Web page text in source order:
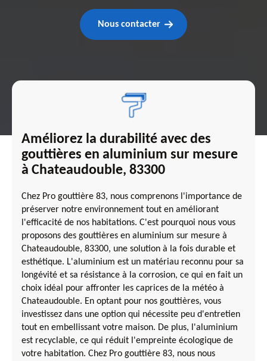
Nous contacter
Améliorez la durabilité avec des
gouttières en aluminium sur mesure
à Chateaudouble, 83300
Chez Pro gouttière 83, nous comprenons l'importance de
préserver notre environnement tout en améliorant
l'efficacité de nos habitations. C'est pourquoi nous vous
proposons des gouttières en aluminium sur mesure à
Chateaudouble, 83300, une solution à la fois durable et
esthétique. L'aluminium est un matériau reconnu pour sa
longévité et sa résistance à la corrosion, ce qui en fait un
choix idéal pour affronter les caprices de la météo à
Chateaudouble. En optant pour nos gouttières, vous
investissez dans une option qui nécessite peu d'entretien
tout en embellissant votre maison. De plus, l'aluminium
est recyclable, ce qui réduit l'empreinte écologique de
votre habitation. Chez Pro gouttière 83, nous nous